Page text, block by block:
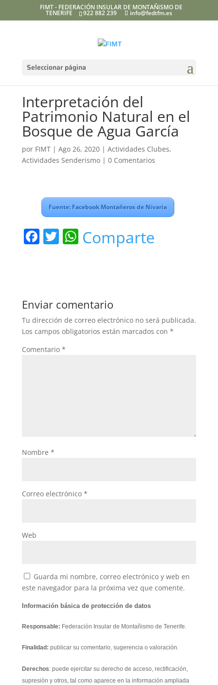
FIMT - FEDERACIÓN INSULAR DE MONTAÑISMO DE
TENERIFE 922 882 239 info@fedtfm.es
Seleccionar página
Interpretación del
Patrimonio Natural en el
Bosque de Agua García
por FIMT| Ago 26, 2020| Actividades Clubes,
Actividades Senderismo| 0 Comentarios
Fuente: Facebook Montañeros de Nivaria
F
b
o
o
k
T W
A
p
p
Comparte
Enviar comentario
Tu dirección de correo electrónico no será publicada.
Los campos obligatorios están marcados con *
Comentario *
Nombre *
Correo electrónico *
Web
Guarda mi nombre, correo electrónico y web en
este navegador para la próxima vez que comente.
Información básica de protección de datos
Responsable: Federación Insular de Montañismo de Tenerife.
Finalidad: publicar su comentario, sugerencia o valoración.
Derechos: puede ejercitar su derecho de acceso, rectificación,
supresión y otros, tal como aparece en la información ampliada